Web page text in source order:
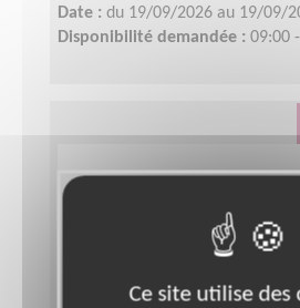
Date : du 19/09/2026 au 19/09/
Disponibilité demandée : 09:00
Ce site utilise des